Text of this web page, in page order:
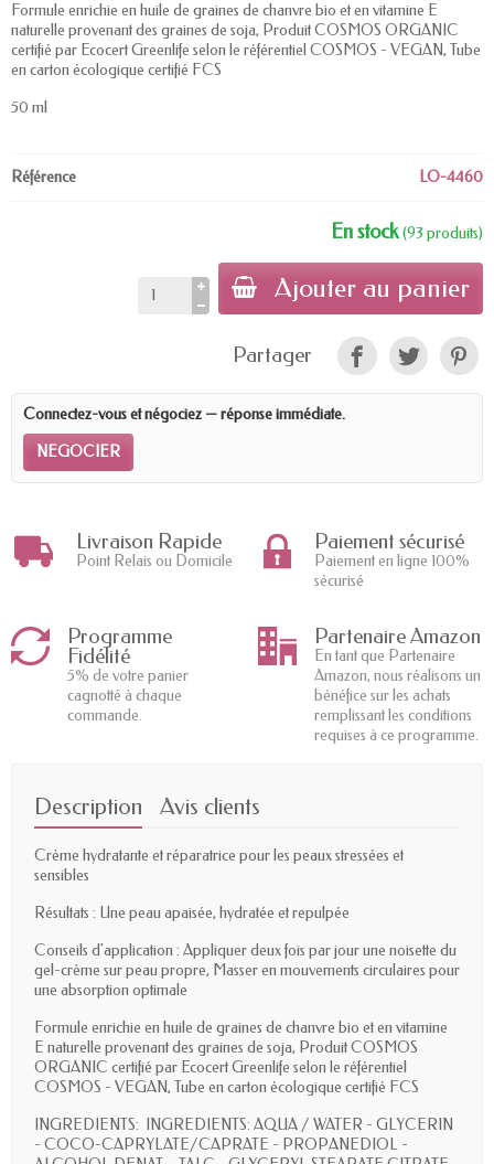
Formule enrichie en huile de graines de chanvre bio et en vitamine E
naturelle provenant des graines de soja, Produit COSMOS ORGANIC
certifié par Ecocert Greenlife selon le référentiel COSMOS - VEGAN, Tube
en carton écologique certifié FCS
50 ml
Référence LO-4460
En stock(93 produits)
Ajouter au panier
Partager
Connectez-vous et négociez — réponse immédiate.
NEGOCIER
Livraison Rapide
Point Relais ou Domicile
Paiement sécurisé
Paiement en ligne 100%
sécurisé
Programme
Fidélité
5% de votre panier
cagnotté à chaque
commande.
Partenaire Amazon
En tant que Partenaire
Amazon, nous réalisons un
bénéfice sur les achats
remplissant les conditions
requises à ce programme.
Description Avis clients
Crème hydratante et réparatrice pour les peaux stressées et
sensibles
Résultats : Une peau apaisée, hydratée et repulpée
Conseils d'application : Appliquer deux fois par jour une noisette du
gel-crème sur peau propre, Masser en mouvements circulaires pour
une absorption optimale
Formule enrichie en huile de graines de chanvre bio et en vitamine
E naturelle provenant des graines de soja, Produit COSMOS
ORGANIC certifié par Ecocert Greenlife selon le référentiel
COSMOS - VEGAN, Tube en carton écologique certifié FCS
INGREDIENTS: INGREDIENTS: AQUA / WATER - GLYCERIN
- COCO-CAPRYLATE/CAPRATE - PROPANEDIOL -